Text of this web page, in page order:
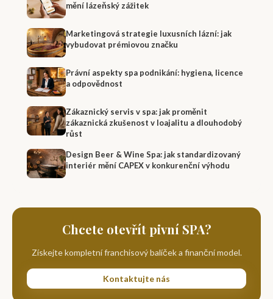
mění lázeňský zážitek
Marketingová strategie luxusních lázní: jak
vybudovat prémiovou značku
Právní aspekty spa podnikání: hygiena, licence
a odpovědnost
Zákaznický servis v spa: jak proměnit
zákaznická zkušenost v loajalitu a dlouhodobý
růst
Design Beer & Wine Spa: jak standardizovaný
interiér mění CAPEX v konkurenční výhodu
Chcete otevřít pivní SPA?
Získejte kompletní franchisový balíček a finanční model.
Kontaktujte nás